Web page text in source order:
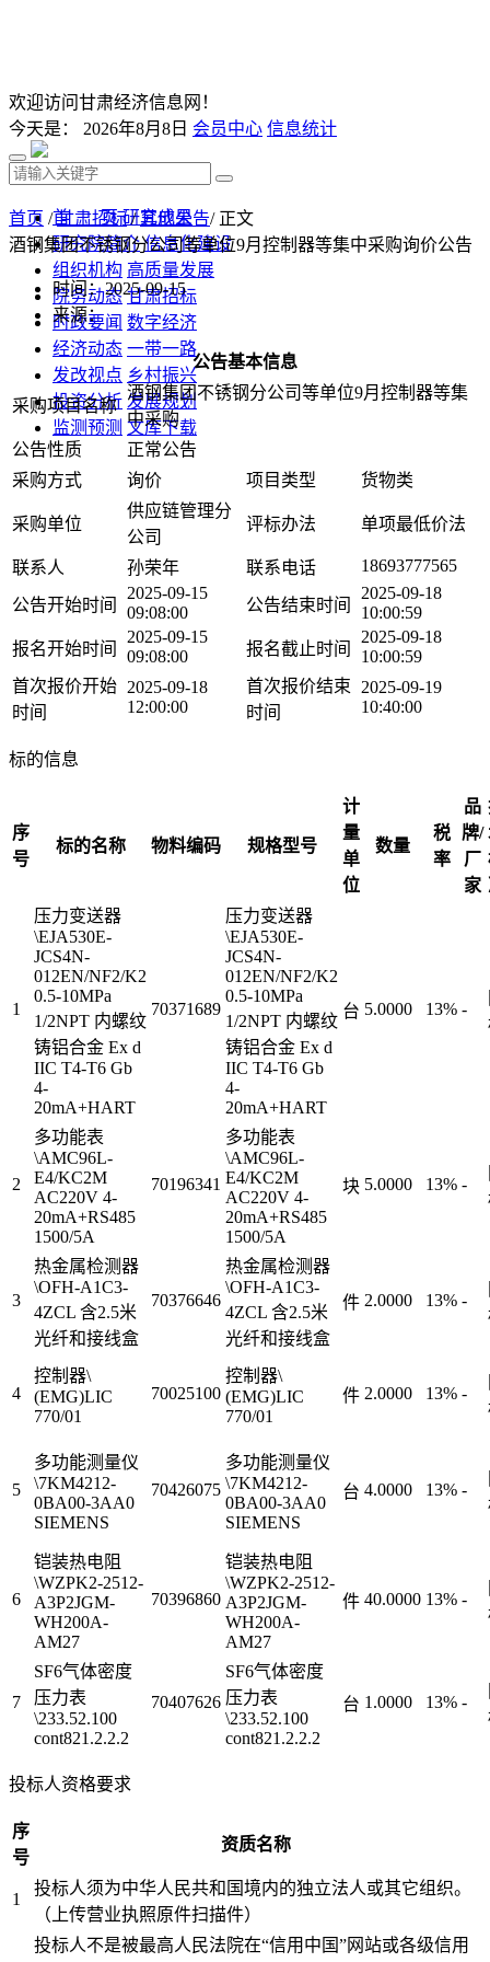
欢迎访问甘肃经济信息网！
今天是： 2026年8月8日 会员中心 信息统计
首 页 研究成果
研究院简介 信息化建设
组织机构 高质量发展
院务动态 甘肃招标
时政要闻 数字经济
经济动态 一带一路
发改视点 乡村振兴
投资分析 发展规划
监测预测 文库下载
首页 /甘肃招标/其他公告/ 正文
酒钢集团不锈钢分公司等单位9月控制器等集中采购询价公告
时间：2025-09-15
来源：
公告基本信息
采购项目名称
酒钢集团不锈钢分公司等单位9月控制器等集
中采购
公告性质
正常公告
采购方式
询价 项目类型 货物类
采购单位
供应链管理分
公司
评标办法 单项最低价法
联系人 孙荣年 联系电话 18693777565
公告开始时间
2025-09-15
09:08:00
公告结束时间
2025-09-18
10:00:59
报名开始时间
2025-09-15
09:08:00
报名截止时间
2025-09-18
10:00:59
首次报价开始
时间
2025-09-18
12:00:00
首次报价结束
时间
2025-09-19
10:40:00
标的信息
序
号
标的名称 物料编码 规格型号
计
量
单
位
数量
税
率
品
牌/
厂
家
1
压力变送器
\EJA530E-
JCS4N-
012EN/NF2/K2
0.5-10MPa
1/2NPT 内螺纹
铸铝合金 Ex d
IIC T4-T6 Gb
4-
20mA+HART
70371689
压力变送器
\EJA530E-
JCS4N-
012EN/NF2/K2
0.5-10MPa
1/2NPT 内螺纹
铸铝合金 Ex d
IIC T4-T6 Gb
4-
20mA+HART
台 5.0000 13% -
2
多功能表
\AMC96L-
E4/KC2M
AC220V 4-
20mA+RS485
1500/5A
70196341
多功能表
\AMC96L-
E4/KC2M
AC220V 4-
20mA+RS485
1500/5A
块 5.0000 13% -
3
热金属检测器
\OFH-A1C3-
4ZCL 含2.5米
光纤和接线盒
70376646
热金属检测器
\OFH-A1C3-
4ZCL 含2.5米
光纤和接线盒
件 2.0000 13% -
4
控制器\
(EMG)LIC
770/01
70025100
控制器\
(EMG)LIC
770/01
件 2.0000 13% -
5
多功能测量仪
\7KM4212-
0BA00-3AA0
SIEMENS
70426075
多功能测量仪
\7KM4212-
0BA00-3AA0
SIEMENS
台 4.0000 13% -
6
铠装热电阻
\WZPK2-2512-
A3P2JGM-
WH200A-
AM27
70396860
铠装热电阻
\WZPK2-2512-
A3P2JGM-
WH200A-
AM27
件 40.0000 13% -
7
SF6气体密度
压力表
\233.52.100
cont821.2.2.2
70407626
SF6气体密度
压力表
\233.52.100
cont821.2.2.2
台 1.0000 13% -
投标人资格要求
序
号
资质名称
1
投标人须为中华人民共和国境内的独立法人或其它组织。
（上传营业执照原件扫描件）
投标人不是被最高人民法院在“信用中国”网站或各级信用